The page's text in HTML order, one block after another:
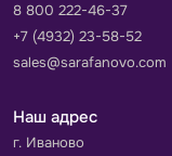
8 800 222-46-37
+7 (4932) 23-58-52
sales@sarafanovo.com
Наш адрес
г. Иваново